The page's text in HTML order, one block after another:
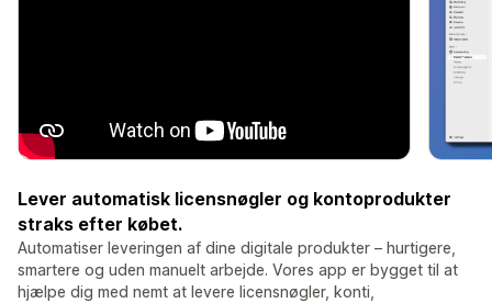
Lever automatisk licensnøgler og kontoprodukter
straks efter købet.
Automatiser leveringen af dine digitale produkter – hurtigere,
smartere og uden manuelt arbejde. Vores app er bygget til at
hjælpe dig med nemt at levere licensnøgler, konti,